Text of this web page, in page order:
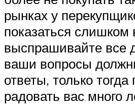
рынках у
показаться
выспрашивайте все
ваши вопросы
ответы, только тогда
радовать вас много